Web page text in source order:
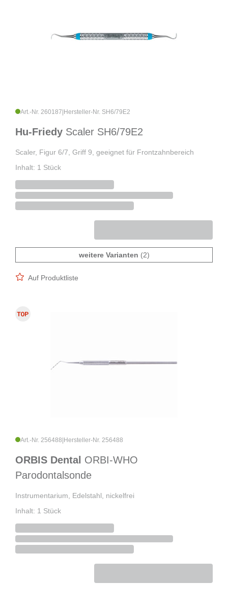
Art.-Nr. 260187 Hersteller-Nr. SH6/79E2
Hu-Friedy Scaler SH6/79E2
Scaler, Figur 6/7, Griff 9, geeignet für Frontzahnbereich
Inhalt: 1 Stück
weitere Varianten (2)
Auf Produktliste
Art.-Nr. 256488 Hersteller-Nr. 256488
ORBIS Dental ORBI-WHO
Parodontalsonde
Instrumentarium, Edelstahl, nickelfrei
Inhalt: 1 Stück